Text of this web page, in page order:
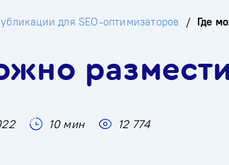
для SEO-оптимизаторов Где
10 мин 12 774